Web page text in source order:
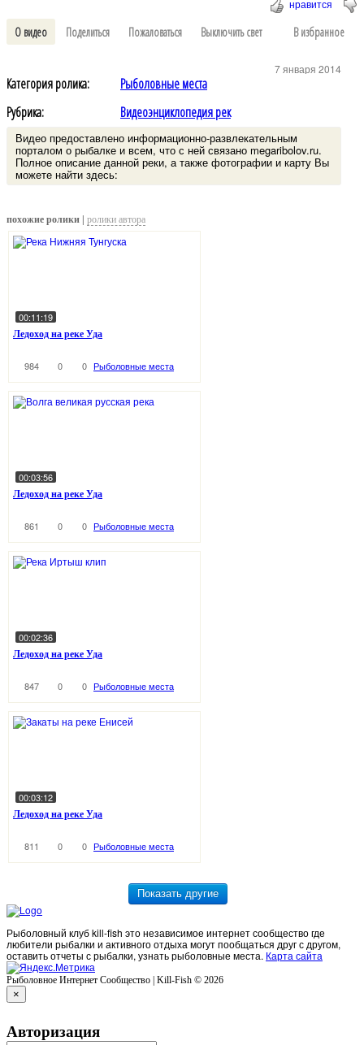
нравится
О видео Поделиться Пожаловаться Выключить свет В избранное
Категория ролика:
Рыболовные места
Рубрика:
Видеоэнциклопедия рек
Видео предоставлено информационно-развлекательным
порталом о рыбалке и всем, что с ней связано megaribolov.ru.
Полное описание данной реки, а также фотографии и карту Вы
можете найти здесь:
7 января 2014
похожие ролики | ролики автора
00:11:19
Ледоход на реке Уда
984 0 0 Рыболовные места
00:03:56
Ледоход на реке Уда
861 0 0 Рыболовные места
00:02:36
Ледоход на реке Уда
847 0 0 Рыболовные места
00:03:12
Ледоход на реке Уда
811 0 0 Рыболовные места
Рыболовный клуб kill-fish это независимое интернет сообщество где
любители рыбалки и активного отдыха могут пообщаться друг с другом,
оставить отчеты с рыбалки, узнать рыболовные места. Карта сайта
Рыболовное Интернет Сообщество | Kill-Fish © 2026
×
Авторизация